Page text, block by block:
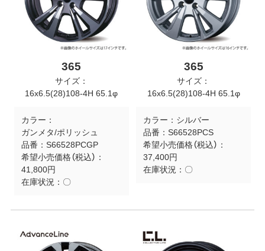
365
サイズ：
16x6.5(28)108-4H 65.1φ
カラー：
ガンメタ/ポリッシュ
品番： S66528PCGP
希望小売価格（税込）：
41,800円
在庫状況： 〇
365
サイズ：
16x6.5(28)108-4H 65.1φ
カラー： シルバー
品番： S66528PCS
希望小売価格（税込）：
37,400円
在庫状況： 〇